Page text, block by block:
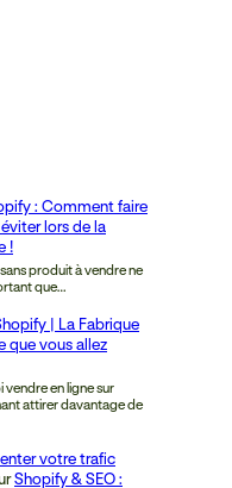
: Comment faire
éviter lors de la
!
produit à vendre ne
que…
| La Fabrique
que vous allez
en ligne sur
attirer davantage de
votre trafic
Shopify & SEO :